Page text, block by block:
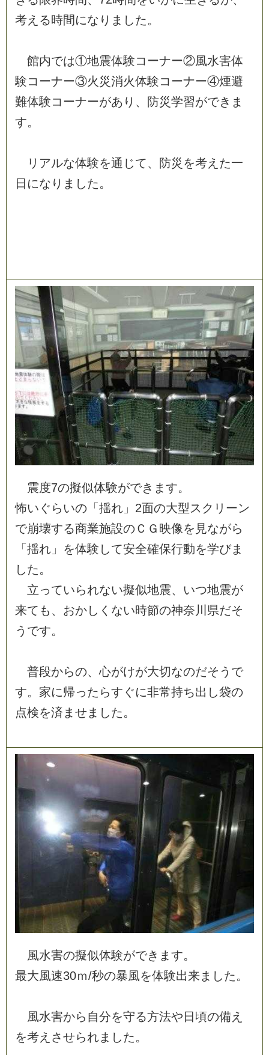
考え る時間 にな り ま した。
館内では①地震体験コ ーナー②風水害体
験コ ーナー③火 災消火体験コ ーナー④煙避
難体験コ ーナーがあ り 、 防災学習ができ ま
す。
リ アルな体験を通 じて、 防災 を考え た一
日 にな り ま した。
震度7の擬似体験ができ ま す。
怖い ぐ らいの 「 揺れ 」 2面の大型 ス ク リ ーン
で崩壊する商業施設の Ｃ Ｇ 映像を 見ながら
「 揺れ 」 を体験 して安全確保行動を学びま
した。
立 っていられない擬似地震、 いつ地震が
来て も 、 おかし く ない時節の神奈 川 県だそ
う です。
普段からの、心がけが大切なのだそ う で
す。 家に帰った らす ぐに非常持ち出 し袋の
点検を済 ま せ ま した。
風水害の擬似体験ができ ま す。
最大風速30ｍ/秒の暴風を体験出来ま した。
風水害から 自分を守る方法や 日 頃の備え
を考え させられま した。